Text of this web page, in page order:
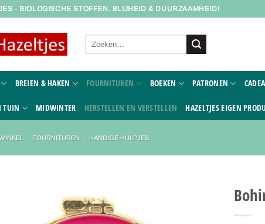
- BIOLOGISCHE STOFFEN. BLIJHEID & DUURZAAMHEID!
Zoeken
BREIEN & HAKEN FOURNITUREN BOEKEN PATRONEN
TUIN MIDWINTER HERSTELLEN EN VERSTELLEN HAZELTJES EIGEN
/ FOURNITUREN / HANDIGE HULPJES